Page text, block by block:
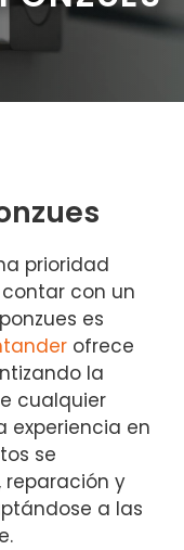
prioridad
con un
es
ofrece
la
cualquier
experiencia en
se
reparación y
a las